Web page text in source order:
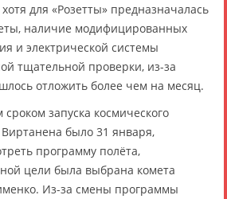
для «Розетты» предназначалась
наличие модифицированных
и электрической системы
тщательной проверки, из-за
отложить более чем на месяц.
запуска космического
было 31 января,
программу полёта,
цели была выбрана комета
Из-за смены программы